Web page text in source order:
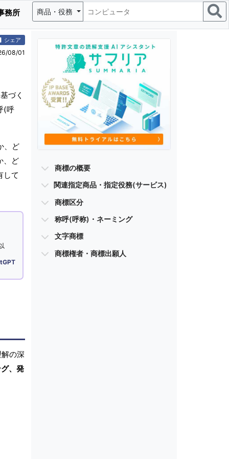
務所 商品・役務
シェア
08/01
づく
(呼
、ど
、ど
して
の深
、発
商標の概要
関連指定商品・指定役務(サービス)
商標区分
称呼(呼称)・ネーミング
文字商標
商標権者・商標出願人